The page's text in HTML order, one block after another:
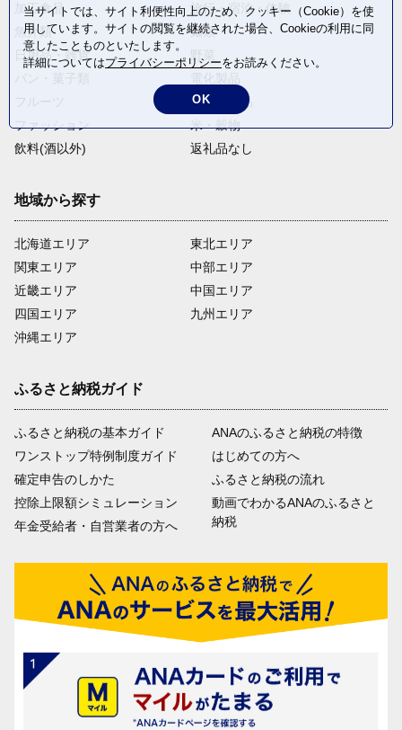
加工食品
旅行・宿泊・体験
魚介類
麺類
日用品・雑貨
野菜
卵・乳製品
ファッション
米・穀物
飲料(酒以外)
返礼品なし
地域から探す
北海道エリア
関東エリア
近畿エリア
四国エリア
沖縄エリア
東北エリア
中部エリア
中国エリア
九州エリア
ふるさと納税ガイド
ふるさと納税の基本ガイド
ワンストップ特例制度ガイド
確定申告のしかた
控除上限額シミュレーション
年金受給者・自営業者の方へ
ANAのふるさと納税の特徴
はじめての方へ
ふるさと納税の流れ
動画でわかるANAのふるさと
納税
当サイトでは、サイト利便性向上のため、クッキー（Cookie）を使
用しています。サイトの閲覧を継続された場合、Cookieの利用に同
意したことものといたします。
詳細についてはプライバシーポリシーをお読みください。
OK